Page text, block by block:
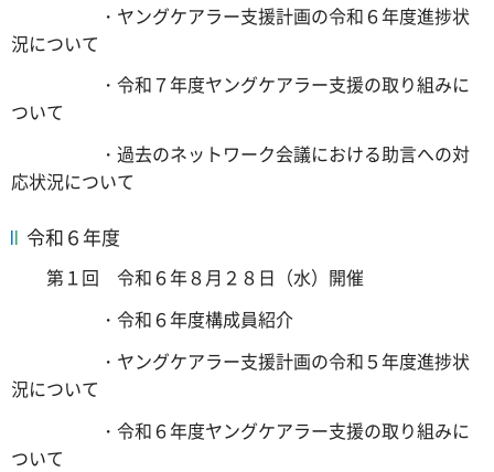
・ヤングケアラー支援計画の令和６年度進捗状
況について
・令和７年度ヤングケアラー支援の取り組みに
ついて
・過去のネットワーク会議における助言への対
応状況について
令和６年度
第１回 令和６年８月２８日（水）開催
・令和６年度構成員紹介
・ヤングケアラー支援計画の令和５年度進捗状
況について
・令和６年度ヤングケアラー支援の取り組みに
ついて